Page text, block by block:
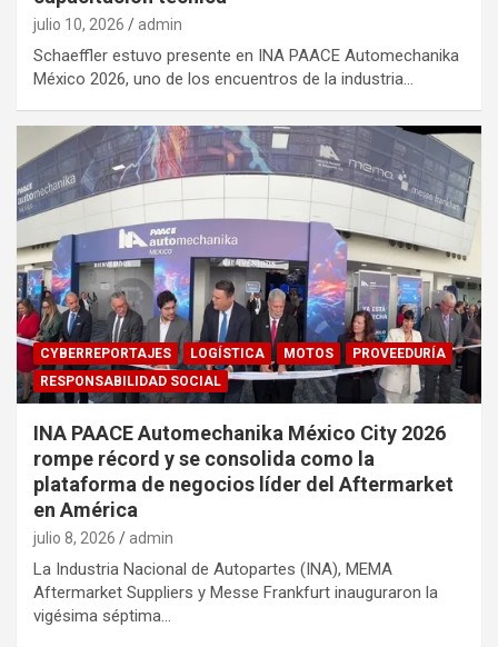
julio 10, 2026 admin
Schaeffler estuvo presente en INA PAACE Automechanika
México 2026, uno de los encuentros de la industria…
CYBERREPORTAJES LOGÍSTICA MOTOS
PROVEEDURÍA
RESPONSABILIDAD SOCIAL
INA PAACE Automechanika México City 2026
rompe récord y se consolida como la
plataforma de negocios líder del Aftermarket
en América
julio 8, 2026 admin
La Industria Nacional de Autopartes (INA), MEMA
Aftermarket Suppliers y Messe Frankfurt inauguraron la
vigésima séptima…